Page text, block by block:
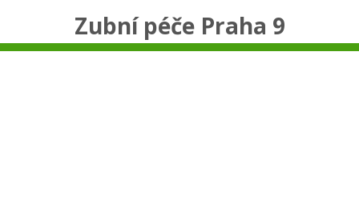
Zubní péče Praha 9